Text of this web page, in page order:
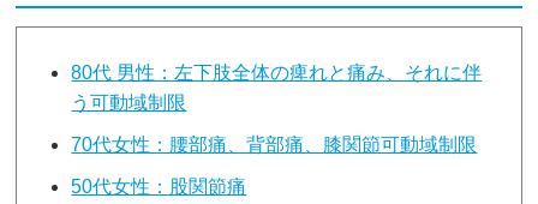
80代 男性：左下肢全体の痺れと痛み、それに伴
う可動域制限
70代女性：腰部痛、背部痛、膝関節可動域制限
50代女性：股関節痛